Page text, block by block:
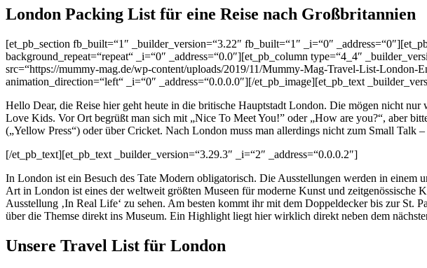
London Packing List für eine Reise nach Großbritannien
[et_pb_section fb_built=“1″ _builder_version=“3.22″ fb_built=“1″ _i=“0″
background_repeat=“repeat“ _i=“0″ _address=“0.0″][et_pb_column type=“4_4″
src=“https://mummy-mag.de/wp-content/uploads/2019/11/Mummy-Mag-Travel-List-London-
animation_direction=“left“ _i=“0″ _address=“0.0.0.0″][/et_pb_image][et_pb_text
Hello Dear, die Reise hier geht heute in die britische Hauptstadt London. Die mögen nicht
Love Kids. Vor Ort begrüßt man sich mit „Nice To Meet You!” oder „How are you?“, aber
(„Yellow Press“) oder über Cricket. Nach London muss man allerdings nicht zum Small Talk
[/et_pb_text][et_pb_text _builder_version=“3.29.3″ _i=“2″ _address=“0.0.0.2″]
In London ist ein Besuch des Tate Modern obligatorisch. Die Ausstellungen werden in einem
Art in London ist eines der weltweit größten Museen für moderne Kunst und
Ausstellung ‚In Real Life‘ zu sehen. Am besten kommt ihr mit dem Doppeldecker bis zur
über die Themse direkt ins Museum. Ein Highlight liegt hier wirklich direkt neben dem
Unsere Travel List für London